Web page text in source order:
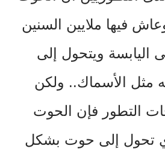
فيها ملايين السنين
اليابسة ويتحول إلى
مثل الأسماك.. ولكن
التطور فإن الحوت
تحول إلى حوت بشكل